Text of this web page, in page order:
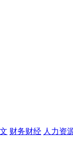
财务财经 人力资